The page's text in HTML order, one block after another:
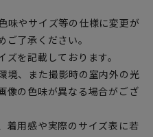
味やサイズ等の仕様に変更が
了承ください。
を記載しております。
境、また撮影時の室内外の光
像の色味が異なる場合がござ
着用感や実際のサイズ表に若